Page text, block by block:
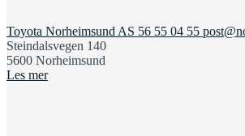
Toyota Norheimsund AS 56 55 04 55
Steindalsvegen 140
5600 Norheimsund
Les mer